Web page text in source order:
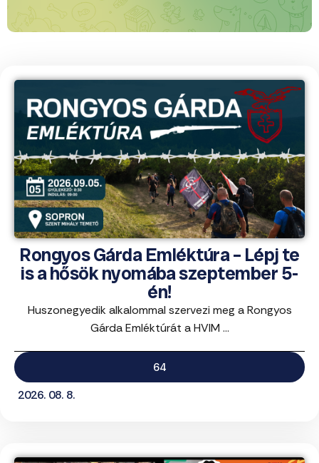
Rongyos Gárda Emléktúra – Lépj te
is a hősök nyomába szeptember 5-
én!
Huszonegyedik alkalommal szervezi meg a Rongyos
Gárda Emléktúrát a HVIM ...
64
2026. 08. 8.